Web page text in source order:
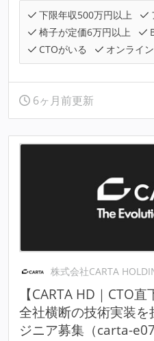
下限年収500万円以上
椅子が定価6万円以上
CTOがいる
オンライ
6ヶ月前更新
株式会社CARTA
【CARTA HD｜CTO
全社横断の技術実装
ジニア募集（carta-e07